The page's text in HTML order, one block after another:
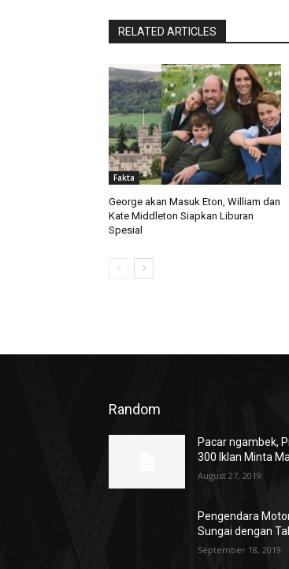
RELATED ARTICLES
Fakta
George akan Masuk Eton, William dan
Kate Middleton Siapkan Liburan
Spesial
Random
Pacar ngambek,
300 Iklan Minta
August 27, 2019
Pengendara
Sungai dengan
September 18, 2019